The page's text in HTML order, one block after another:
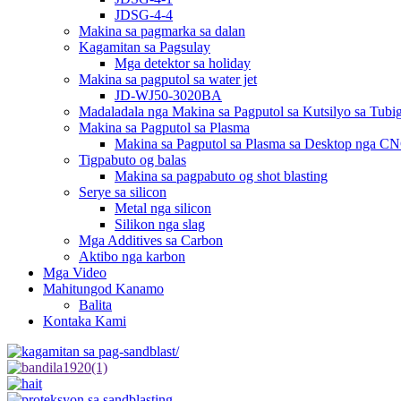
JDSG-4-4
Makina sa pagmarka sa dalan
Kagamitan sa Pagsulay
Mga detektor sa holiday
Makina sa pagputol sa water jet
JD-WJ50-3020BA
Madaladala nga Makina sa Pagputol sa Kutsilyo sa
Makina sa Pagputol sa Plasma
Makina sa Pagputol sa Plasma sa Desktop nga
Tigpabuto og balas
Makina sa pagpabuto og shot blasting
Serye sa silicon
Metal nga silicon
Silikon nga slag
Mga Additives sa Carbon
Aktibo nga karbon
Mga Video
Mahitungod Kanamo
Balita
Kontaka Kami